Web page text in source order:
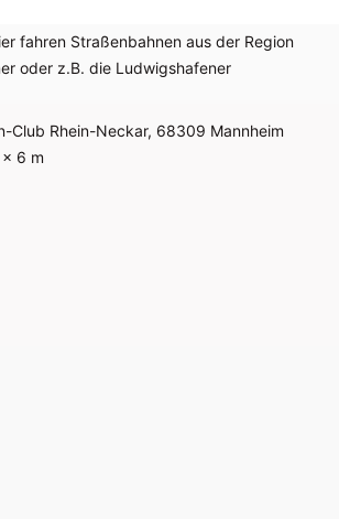
fahren Straßenbahnen aus der Region
oder z.B. die Ludwigshafener
Club Rhein-Neckar, 68309 Mannheim
6 m